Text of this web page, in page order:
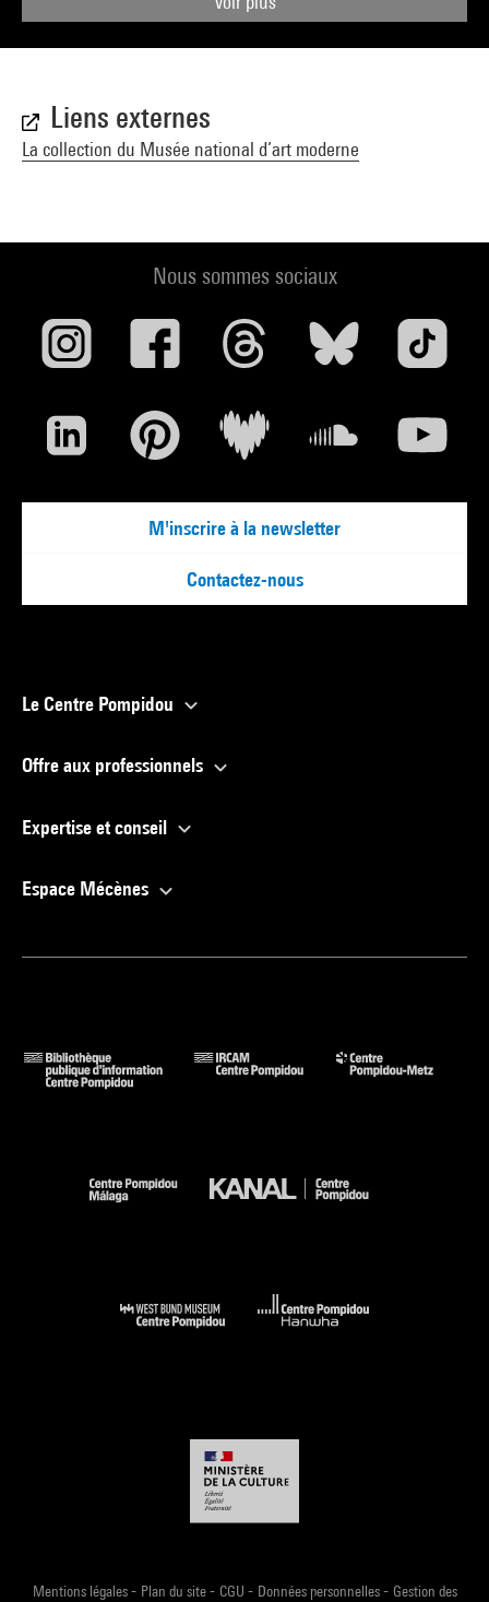
Liens externes
La collection du Musée national d’art moderne
Nous sommes sociaux
M'inscrire à la newsletter
Contactez-nous
Le Centre Pompidou
Offre aux professionnels
Expertise et conseil
Espace Mécènes
Mentions légales- Plan du site- CGU - Données personnelles- Gestion des